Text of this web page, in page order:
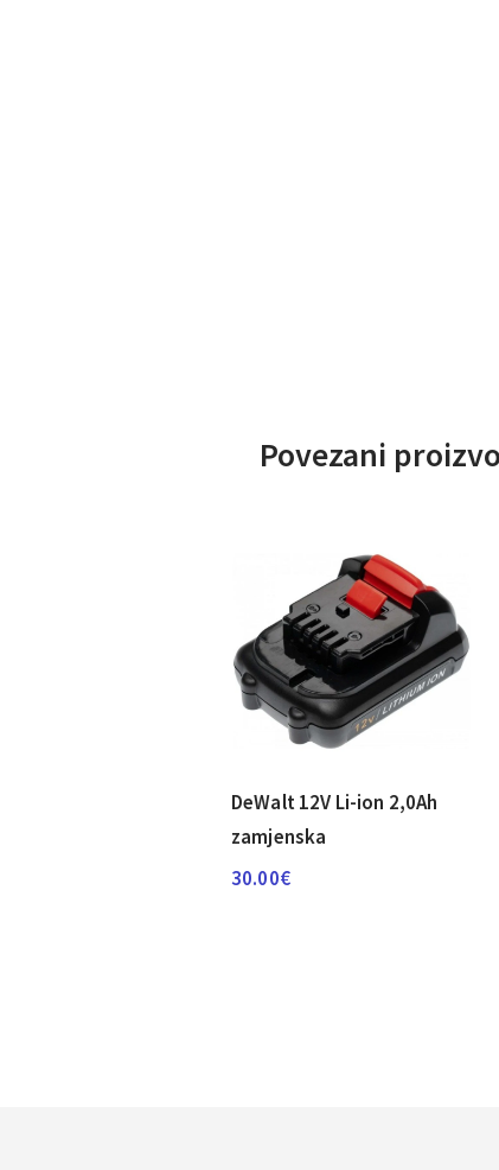
Povezani
DeWalt 12V Li-ion 2,0Ah
zamjenska
30.00€